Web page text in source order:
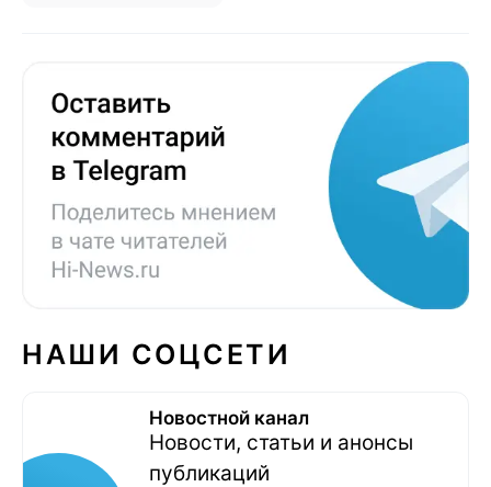
НАШИ СОЦСЕТИ
Новостной канал
Новости, статьи и анонсы
публикаций